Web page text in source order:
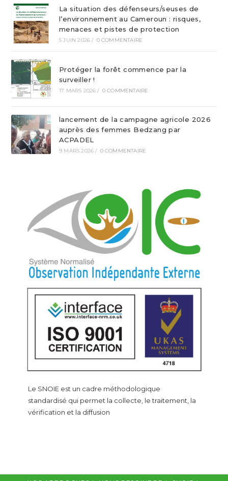
La situation des défenseurs/seuses de
l’environnement au Cameroun : risques,
menaces et pistes de protection
5 JUIN 2026 / 0 COMMENTAIRE
Protéger la forêt commence par la
surveiller !
17 MARS 2026 / 0 COMMENTAIRE
lancement de la campagne agricole 2026
auprès des femmes Bedzang par
ACPADEL
9 MARS 2026 / 0 COMMENTAIRE
Le SNOIE est un cadre méthodologique
standardisé qui permet la collecte, le traitement, la
vérification et la diffusion